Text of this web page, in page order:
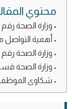
محتوي
وزارة الصحة
أهمية التواصل
وزارة الصحة
وزارة الصحة
شكاوى